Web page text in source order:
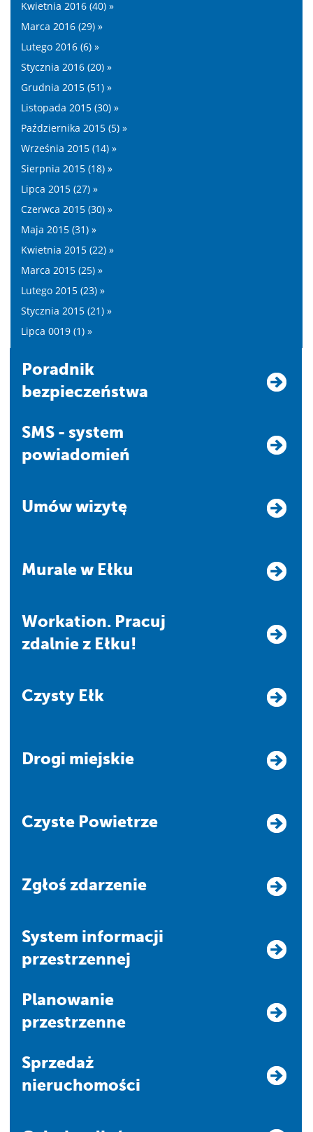
Kwietnia 2016 (40) »
Marca 2016 (29) »
Lutego 2016 (6) »
Stycznia 2016 (20) »
Grudnia 2015 (51) »
Listopada 2015 (30) »
Października 2015 (5) »
Września 2015 (14) »
Sierpnia 2015 (18) »
Lipca 2015 (27) »
Czerwca 2015 (30) »
Maja 2015 (31) »
Kwietnia 2015 (22) »
Marca 2015 (25) »
Lutego 2015 (23) »
Stycznia 2015 (21) »
Lipca 0019 (1) »
Poradnik
bezpieczeństwa
SMS - system
powiadomień
Umów wizytę
Murale w Ełku
Workation. Pracuj
zdalnie z Ełku!
Czysty Ełk
Drogi miejskie
Czyste Powietrze
Zgłoś zdarzenie
system informacji
przestrzennej
Planowanie
przestrzenne
Sprzedaż
nieruchomości